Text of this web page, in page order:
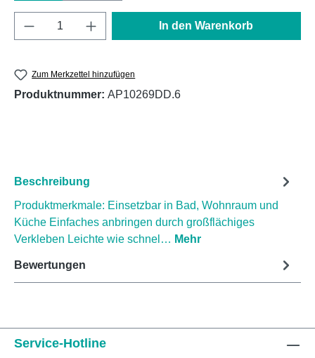
Produkt Anzahl: Gib den gewünschten
In den Warenkorb
Zum Merkzettel hinzufügen
Produktnummer: AP10269DD.6
Beschreibung
Produktmerkmale: Einsetzbar in Bad, Wohnraum und
Küche Einfaches anbringen durch großflächiges
Verkleben Leichte wie schnel… Mehr
Bewertungen
Service-Hotline